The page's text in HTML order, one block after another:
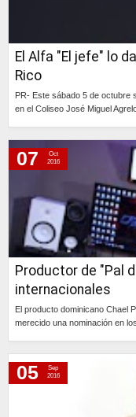
El Alfa "El jefe" lo
Rico
PR- Este sábado 5 de octubre
en el Coliseo José Miguel
Productor de "Pal
internacionales
El producto dominicano Chael
merecido una nominación en
07
Oct
2016
05
Sep
2016